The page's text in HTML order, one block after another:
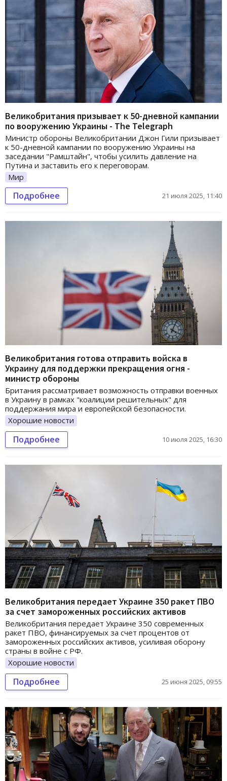
Великобритания призывает к 50-дневной кампании
по вооружению Украины - The Telegraph
Министр обороны Великобритании Джон Гили призывает
к 50-дневной кампании по вооружению Украины на
заседании "Рамштайн", чтобы усилить давление на
Путина и заставить его к переговорам.
Мир
Подробнее 21 июля 2025, 11:40
Великобритания готова отправить войска в
Украину для поддержки прекращения огня -
министр обороны
Британия рассматривает возможность отправки военных
в Украину в рамках "коалиции решительных" для
поддержания мира и европейской безопасности.
Хорошие новости
Подробнее 10 июля 2025, 16:30
Великобритания передает Украине 350 ракет ПВО
за счет замороженных российских активов
Великобритания передает Украине 350 современных
ракет ПВО, финансируемых за счет процентов от
замороженных российских активов, усиливая оборону
страны в войне с РФ.
Хорошие новости
Подробнее 25 июня 2025, 09:55